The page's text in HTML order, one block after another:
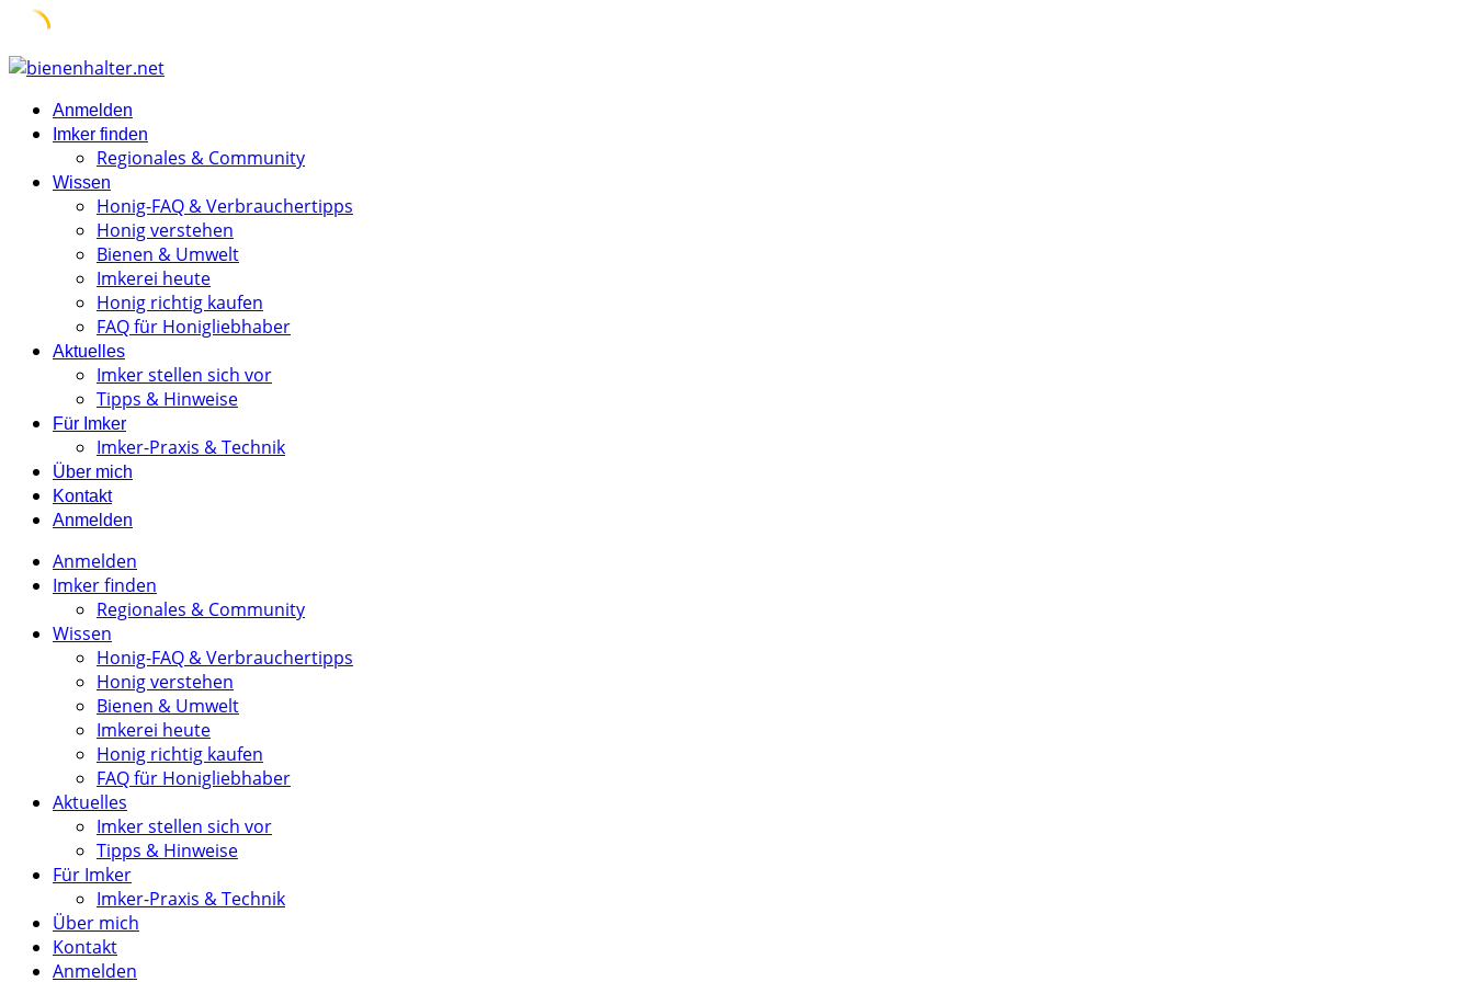
Skip
contentAnmelden
Imker finden
Regionales & Community
Wissen
Honig-FAQ & Verbrauchertipps
Honig verstehen
Bienen & Umwelt
Imkerei heute
Honig richtig kaufen
FAQ für Honigliebhaber
Aktuelles
Imker stellen sich vor
Tipps & Hinweise
Für Imker
Imker-Praxis & Technik
Über mich
Kontakt
Anmelden
Anmelden
Imker finden
Regionales & Community
Wissen
Honig-FAQ & Verbrauchertipps
Honig verstehen
Bienen & Umwelt
Imkerei heute
Honig richtig kaufen
FAQ für Honigliebhaber
Aktuelles
Imker stellen sich vor
Tipps & Hinweise
Für Imker
Imker-Praxis & Technik
Über mich
Kontakt
Anmelden